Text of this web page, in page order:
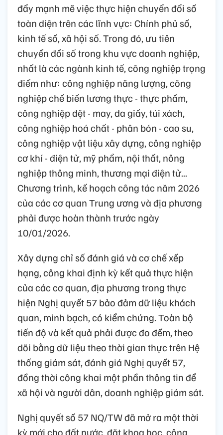
đẩy mạnh mẽ việc thực hiện chuyển đổi số
toàn diện trên các lĩnh vực: Chính phủ số,
kinh tế số, xã hội số. Trong đó, ưu tiên
chuyển đổi số trong khu vực doanh nghiệp,
nhất là các ngành kinh tế, công nghiệp trọng
điểm như: công nghiệp năng lượng, công
nghiệp chế biến lương thực - thực phẩm,
công nghiệp dệt - may, da giầy, túi xách,
công nghiệp hoá chất - phân bón - cao su,
công nghiệp vật liệu xây dựng, công nghiệp
cơ khí - điện tử, mỹ phẩm, nội thất, nông
nghiệp thông minh, thương mại điện tử...
Chương trình, kế hoạch công tác năm 2026
của các cơ quan Trung ương và địa phương
phải được hoàn thành trước ngày
10/01/2026.
Xây dựng chỉ số đánh giá và cơ chế xếp
hạng, công khai định kỳ kết quả thực hiện
của các cơ quan, địa phương trong thực
hiện Nghị quyết 57 bảo đảm dữ liệu khách
quan, minh bạch, có kiểm chứng. Toàn bộ
tiến độ và kết quả phải được đo đếm, theo
dõi bằng dữ liệu theo thời gian thực trên Hệ
thống giám sát, đánh giá Nghị quyết 57,
đồng thời công khai một phần thông tin để
xã hội và người dân, doanh nghiệp giám sát.
Nghị quyết số 57 NQ/TW đã mở ra một thời
kỳ mới cho đất nước, đặt khoa học, công